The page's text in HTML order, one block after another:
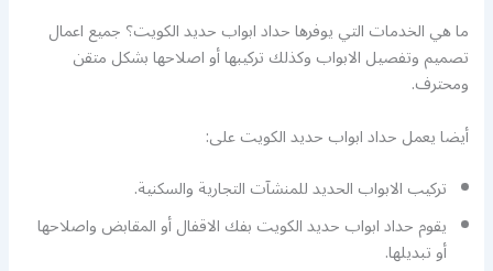
ما هي الخدمات التي يوفرها حداد ابواب حديد الكويت؟ جميع اعمال
تصميم وتفصيل الابواب وكذلك تركيبها أو اصلاحها بشكل متقن
ومحترف.
أيضا يعمل حداد ابواب حديد الكويت على:
تركيب الابواب الحديد للمنشآت التجارية والسكنية.
يقوم حداد ابواب حديد الكويت بفك الاقفال أو المقابض واصلاحها
أو تبديلها.